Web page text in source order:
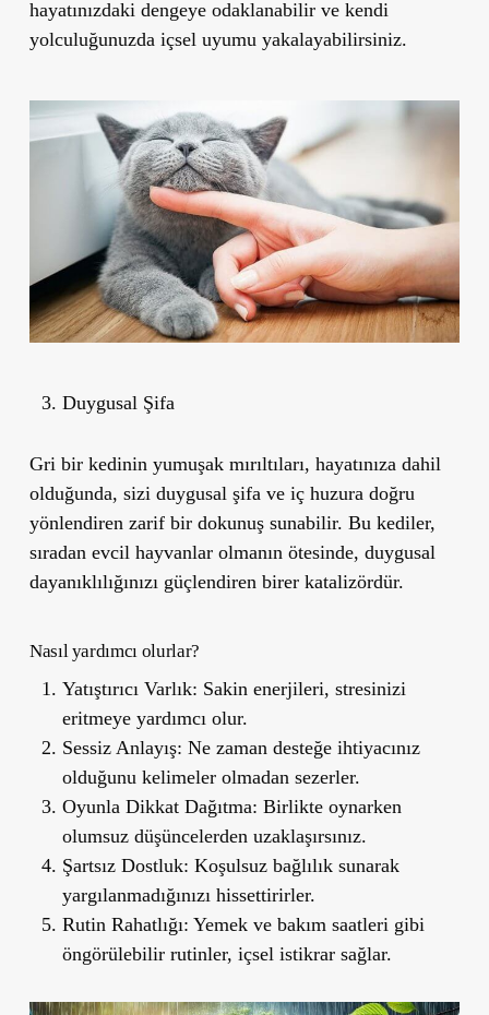
hayatınızdaki dengeye odaklanabilir ve kendi
yolculuğunuzda içsel uyumu yakalayabilirsiniz.
Duygusal Şifa
Gri bir kedinin yumuşak mırıltıları, hayatınıza dahil
olduğunda, sizi duygusal şifa ve iç huzura doğru
yönlendiren zarif bir dokunuş sunabilir. Bu kediler,
sıradan evcil hayvanlar olmanın ötesinde, duygusal
dayanıklılığınızı güçlendiren birer katalizördür.
Nasıl yardımcı olurlar?
Yatıştırıcı Varlık: Sakin enerjileri, stresinizi
eritmeye yardımcı olur.
Sessiz Anlayış: Ne zaman desteğe ihtiyacınız
olduğunu kelimeler olmadan sezerler.
Oyunla Dikkat Dağıtma: Birlikte oynarken
olumsuz düşüncelerden uzaklaşırsınız.
Şartsız Dostluk: Koşulsuz bağlılık sunarak
yargılanmadığınızı hissettirirler.
Rutin Rahatlığı: Yemek ve bakım saatleri gibi
öngörülebilir rutinler, içsel istikrar sağlar.